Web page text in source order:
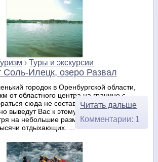
› Туры и экскурсии
Соль-Илецк, озеро Развал
городок в Оренбургской области,
от областного центра на границе с
сюда не составит труда, дорожные
выведут Вас к этому маленькому
на небольшие размеры, каждый год
отдыхающих. ...
Читать дальше
Комментарии: 1